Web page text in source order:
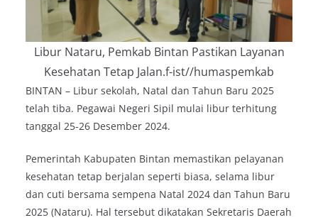
Libur Nataru, Pemkab Bintan Pastikan Layanan
Kesehatan Tetap Jalan.f-ist//humaspemkab
BINTAN – Libur sekolah, Natal dan Tahun Baru 2025
telah tiba. Pegawai Negeri Sipil mulai libur terhitung
tanggal 25-26 Desember 2024.
Pemerintah Kabupaten Bintan memastikan pelayanan
kesehatan tetap berjalan seperti biasa, selama libur
dan cuti bersama sempena Natal 2024 dan Tahun Baru
2025 (Nataru). Hal tersebut dikatakan Sekretaris Daerah